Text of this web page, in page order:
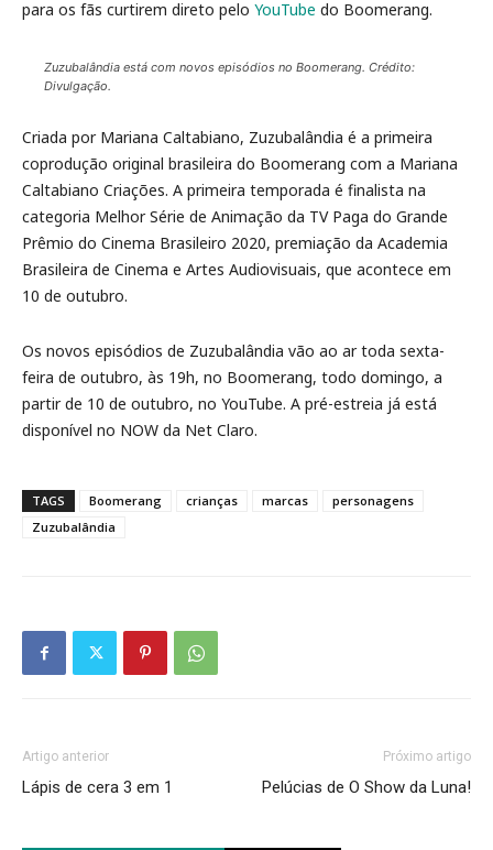
para os fãs curtirem direto pelo YouTube do Boomerang.
Zuzubalândia está com novos episódios no Boomerang. Crédito:
Divulgação.
Criada por Mariana Caltabiano, Zuzubalândia é a primeira
coprodução original brasileira do Boomerang com a Mariana
Caltabiano Criações. A primeira temporada é finalista na
categoria Melhor Série de Animação da TV Paga do Grande
Prêmio do Cinema Brasileiro 2020, premiação da Academia
Brasileira de Cinema e Artes Audiovisuais, que acontece em
10 de outubro.
Os novos episódios de Zuzubalândia vão ao ar toda sexta-
feira de outubro, às 19h, no Boomerang, todo domingo, a
partir de 10 de outubro, no YouTube. A pré-estreia já está
disponível no NOW da Net Claro.
TAGS Boomerang crianças marcas
personagens
Zuzubalândia
Artigo anterior
Lápis de cera 3 em 1
Próximo artigo
Pelúcias de O Show da Luna!